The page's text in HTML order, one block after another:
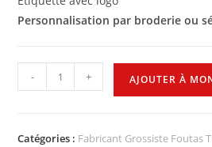
Personnalisation par broderie ou
- + AJOUTER À
Catégories : Fabricant Grossiste Foutas